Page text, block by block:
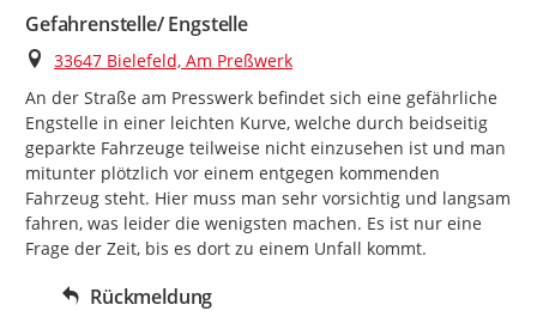
Gefahrenstelle/ Engstelle
Ort
33647 Bielefeld, Am Preßwerk
An der Straße am Presswerk befindet sich eine gefährliche
Engstelle in einer leichten Kurve, welche durch beidseitig
geparkte Fahrzeuge teilweise nicht einzusehen ist und man
mitunter plötzlich vor einem entgegen kommenden
Fahrzeug steht. Hier muss man sehr vorsichtig und langsam
fahren, was leider die wenigsten machen. Es ist nur eine
Frage der Zeit, bis es dort zu einem Unfall kommt.
Rückmeldung